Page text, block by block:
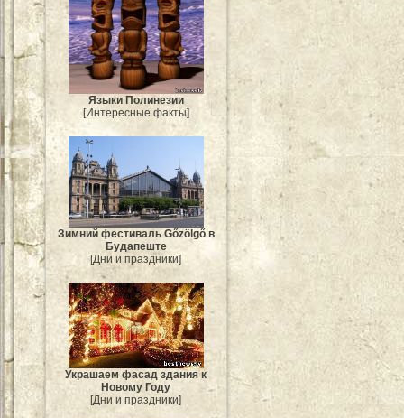
Языки Полинезии
[Интересные факты]
Зимний фестиваль Gőzölgő в
Будапеште
[Дни и праздники]
Украшаем фасад здания к
Новому Году
[Дни и праздники]